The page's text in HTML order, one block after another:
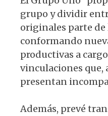
grupo y dividir
originales parte de
conformando
productivas a
vinculaciones
presentan
Además, prevé